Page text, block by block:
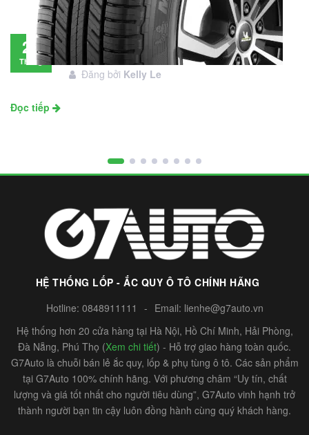
28
Tháng
Đánh giá lốp Michelin Primacy SUV: Đáng
đầu tư không?
Đăng bởi Kelly Le
Đọc tiếp
HỆ THỐNG LỐP - ẮC QUY Ô TÔ CHÍNH HÃNG
Hotline: 0848911111 - Email: lienhe@g7auto.vn
Hệ thống hơn 20 cửa hàng tại Hà Nội, Hồ Chí Minh, Hải Phòng,
Đà Nẵng, Phú Thọ (Xem chi tiết) - Hỗ trợ giao hàng toàn quốc.
G7Auto là chuỗi bán lẻ ắc quy, lốp & phụ tùng ô tô. Các sản phẩm
tại G7Auto 100% chính hãng. Với phương châm “Uy tín, chất
lượng và giá tốt nhất cho người tiêu dùng”, G7Auto vinh hạnh trở
thành người bạn tin cậy luôn đồng hành cùng quý khách hàng.